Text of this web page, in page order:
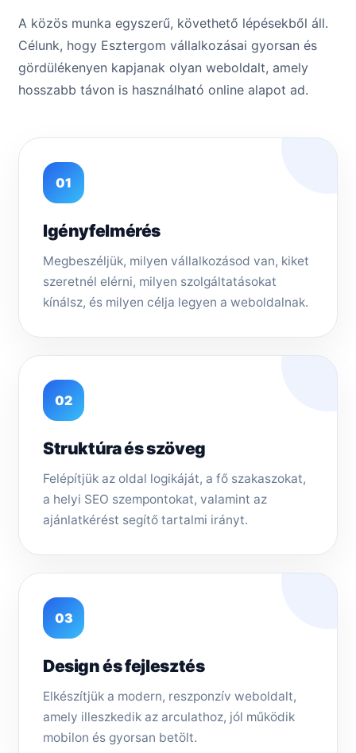
A közös munka egyszerű, követhető lépésekből áll.
Célunk, hogy Esztergom vállalkozásai gyorsan és
gördülékenyen kapjanak olyan weboldalt, amely
hosszabb távon is használható online alapot ad.
01
Igényfelmérés
Megbeszéljük, milyen vállalkozásod van, kiket
szeretnél elérni, milyen szolgáltatásokat
kínálsz, és milyen célja legyen a weboldalnak.
02
Struktúra és szöveg
Felépítjük az oldal logikáját, a fő szakaszokat,
a helyi SEO szempontokat, valamint az
ajánlatkérést segítő tartalmi irányt.
03
Design és fejlesztés
Elkészítjük a modern, reszponzív weboldalt,
amely illeszkedik az arculathoz, jól működik
mobilon és gyorsan betölt.